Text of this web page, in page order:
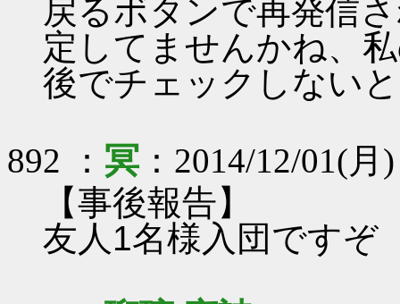
戻るボタンで再発信
定してませんかね、
後でチェックしない
892 ： 冥 ：2014/12/01(
【事後報告】
友人1名様入団ですぞ